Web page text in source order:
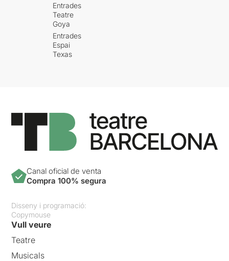
Entrades
Teatre
Goya
Entrades
Espai
Texas
Canal oficial de venta
Compra 100% segura
Disseny i programació:
Copymouse
Vull veure
Teatre
Musicals